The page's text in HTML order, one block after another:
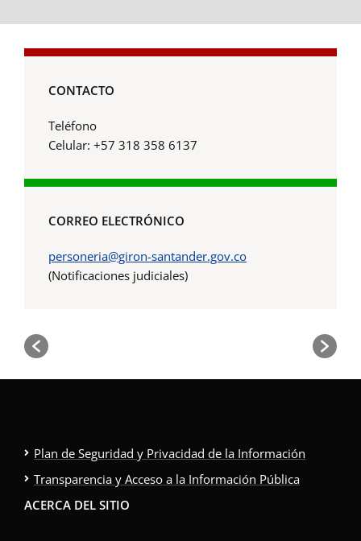
CONTACTO
Teléfono
Celular: +57 318 358 6137
CORREO ELECTRÓNICO
personeria@giron-santander.gov.co
(Notificaciones judiciales)
Plan de Seguridad y Privacidad de la Información
Transparencia y Acceso a la Información Pública
ACERCA DEL SITIO